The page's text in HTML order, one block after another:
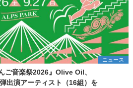
ニュース
ご音楽祭2026』Olive Oil、
出演アーティスト（16組）を